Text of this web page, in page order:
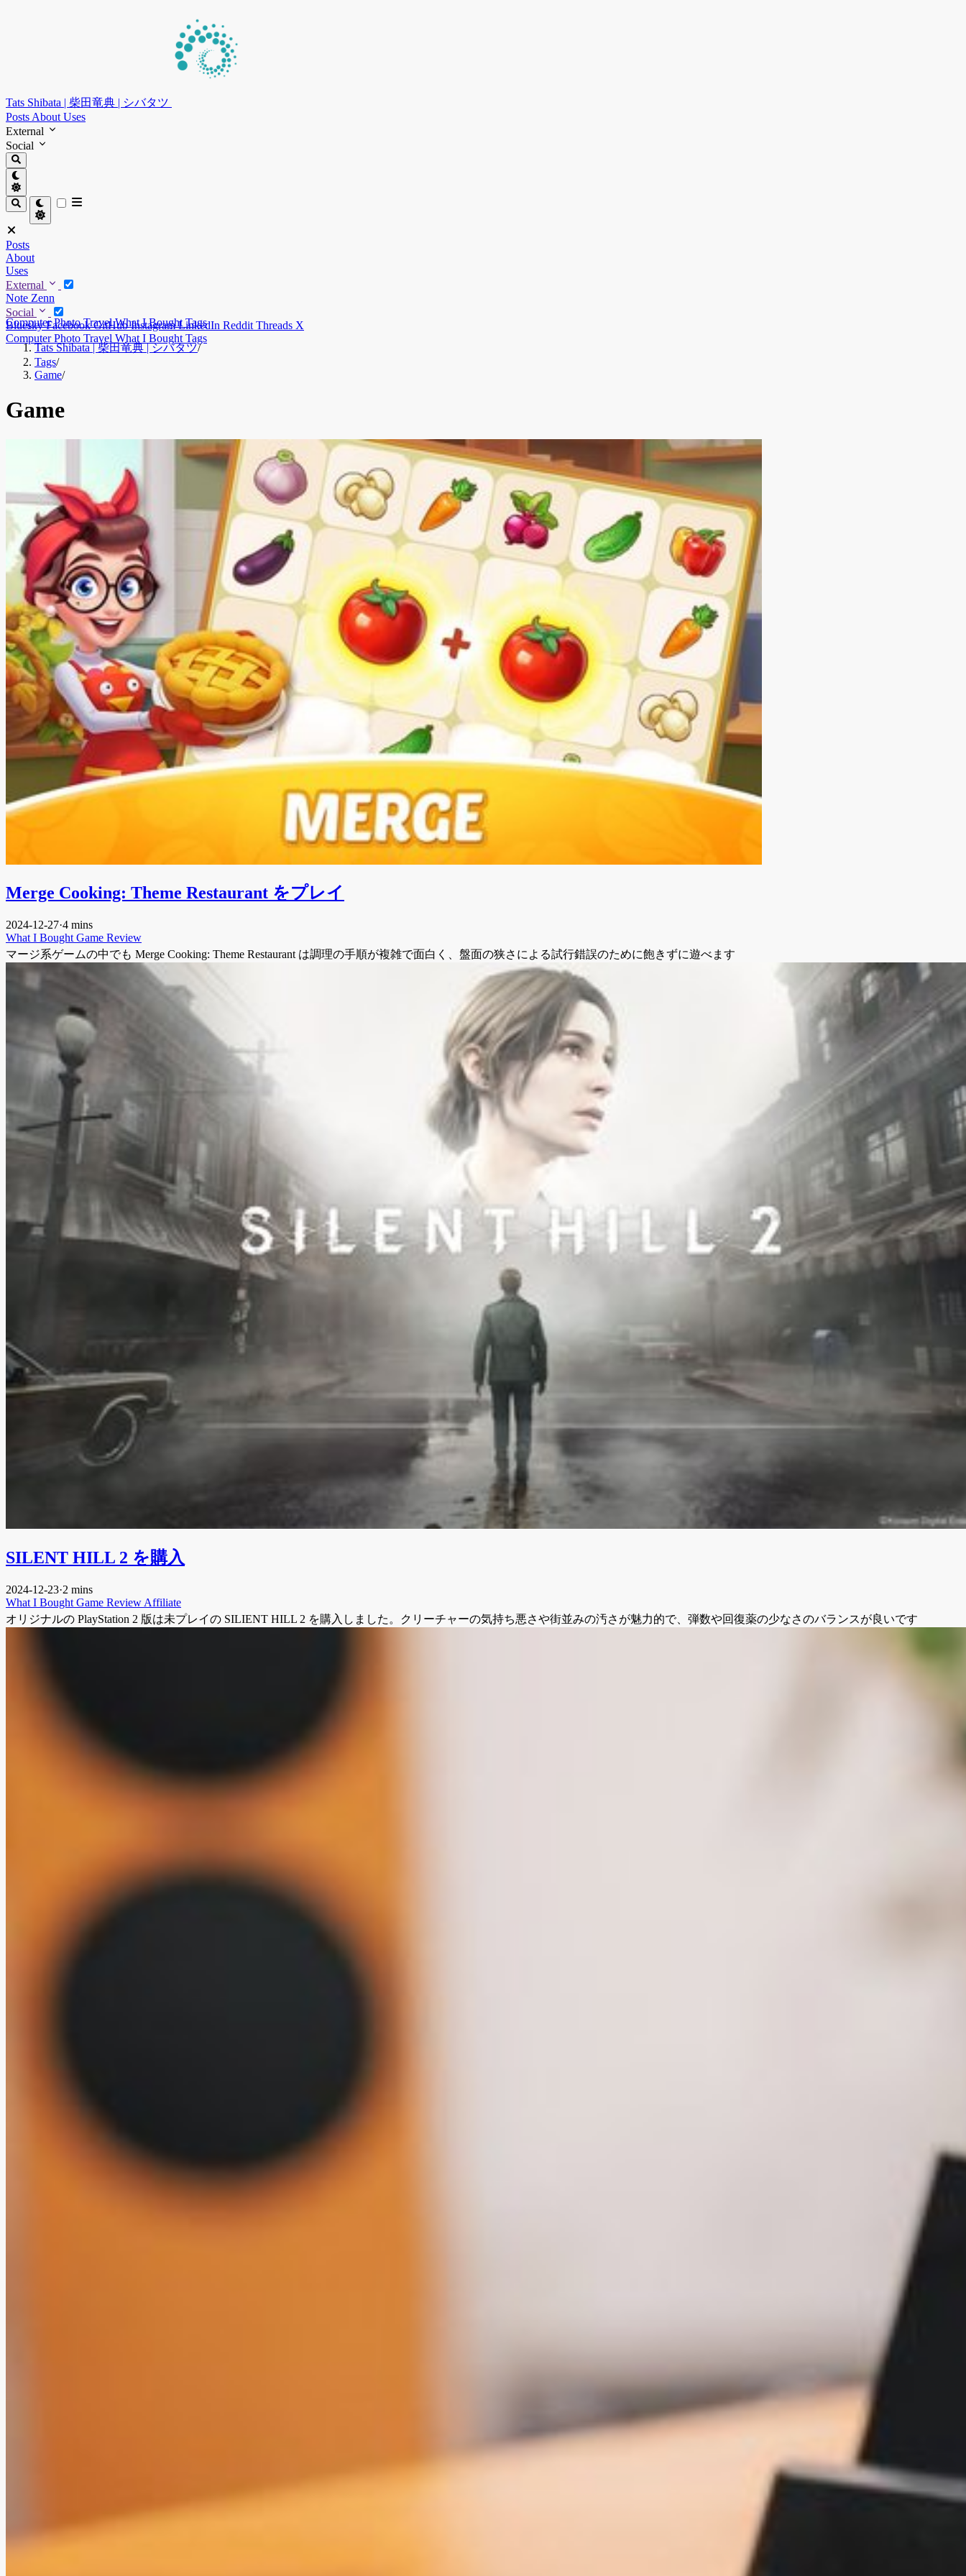
Tats Shibata | 柴田竜典 | シバタツ
Posts About Uses
External
Social
Posts
About
Uses
External
Note Zenn
Social
BlueskyFacebookGitHubInstagramLinkedIn Reddit Threads X
Computer Photo Travel What I Bought Tags
ComputerPhotoTravelWhat I Bought Tags
Tats Shibata | 柴田竜典 | シバタツ/
Tags/
Game/
Game
Merge Cooking: Theme Restaurant をプレイ
2024-12-27·4 mins
What I Bought Game Review
マージ系ゲームの中でも Merge Cooking: Theme Restaurant は調理の手順が複雑で面白く、盤面の狭さによる試行錯誤のために飽きずに遊べます
SILENT HILL 2 を購入
2024-12-23·2 mins
What I Bought Game Review Affiliate
オリジナルの PlayStation 2 版は未プレイの SILIENT HILL 2 を購入しました。クリーチャーの気持ち悪さや街並みの汚さが魅力的で、弾数や回復薬の少なさのバランスが良いです